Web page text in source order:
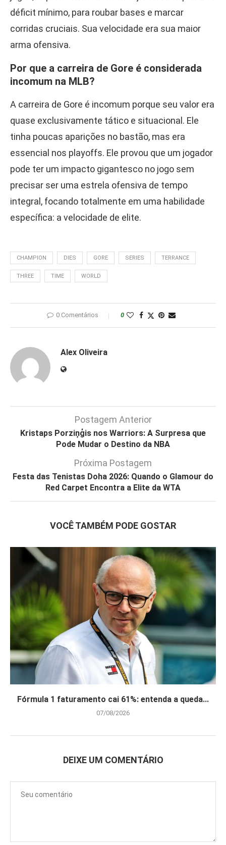
déficit mínimo, para roubar bases e marcar
corridas cruciais. Sua velocidade era sua maior
arma ofensiva.
Por que a carreira de Gore é considerada
incomum na MLB?
A carreira de Gore é incomum porque seu valor era
quase exclusivamente tático e situacional. Ele
tinha poucas aparições no bastão, mas era
essencial nos playoffs. Ele provou que um jogador
pode ter um impacto gigantesco no jogo sem
precisar ser uma estrela ofensiva de tempo
integral, focando totalmente em uma habilidade
específica: a velocidade de elite.
CHAMPION DIES GORE SERIES TERRANCE
THREE TIME WORLD
0 Comentários 0
Alex Oliveira
Postagem Anterior
Kristaps Porziņģis nos Warriors: A Surpresa que
Pode Mudar o Destino da NBA
Próxima Postagem
Festa das Tenistas Doha 2026: Quando o Glamour do
Red Carpet Encontra a Elite da WTA
VOCÊ TAMBÉM PODE GOSTAR
Fórmula 1 faturamento cai 61%: entenda a queda...
07/08/2026
DEIXE UM COMENTÁRIO